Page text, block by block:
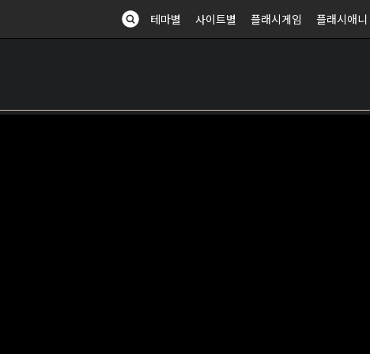
테마별 사이트별 플래시게임 플래시애니